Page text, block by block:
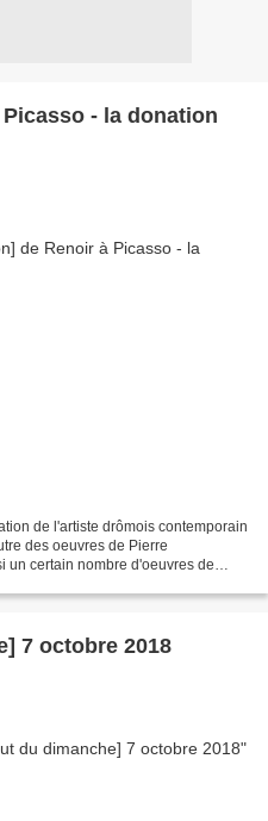
- la donation
de l'artiste drômois contemporain
des oeuvres de Pierre
un certain nombre d'oeuvres de
7 octobre 2018